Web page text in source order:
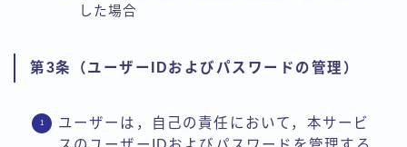
した場合
第3条（ユーザーIDおよびパスワードの管理）
ユーザーは，自己の責任において，本サービ